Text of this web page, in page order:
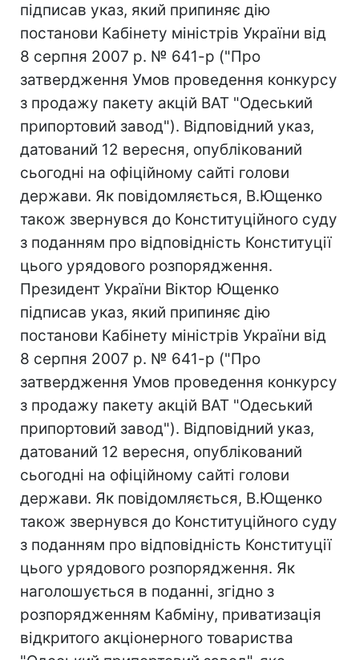
підписав указ, який припиняє дію
постанови Кабінету міністрів України від
8 серпня 2007 р. № 641-р ("Про
затвердження Умов проведення конкурсу
з продажу пакету акцій ВАТ "Одеський
припортовий завод"). Відповідний указ,
датований 12 вересня, опублікований
сьогодні на офіційному сайті голови
держави. Як повідомляється, В.Ющенко
також звернувся до Конституційного суду
з поданням про відповідність Конституції
цього урядового розпорядження.
Президент України Віктор Ющенко
підписав указ, який припиняє дію
постанови Кабінету міністрів України від
8 серпня 2007 р. № 641-р ("Про
затвердження Умов проведення конкурсу
з продажу пакету акцій ВАТ "Одеський
припортовий завод"). Відповідний указ,
датований 12 вересня, опублікований
сьогодні на офіційному сайті голови
держави. Як повідомляється, В.Ющенко
також звернувся до Конституційного суду
з поданням про відповідність Конституції
цього урядового розпорядження. Як
наголошується в поданні, згідно з
розпорядженням Кабміну, приватизація
відкритого акціонерного товариства